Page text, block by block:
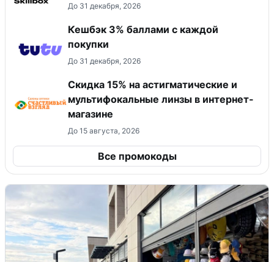
До 31 декабря, 2026
Кешбэк 3% баллами с каждой
покупки
До 31 декабря, 2026
Скидка 15% на астигматические и
мультифокальные линзы в интернет-
магазине
До 15 августа, 2026
Все промокоды